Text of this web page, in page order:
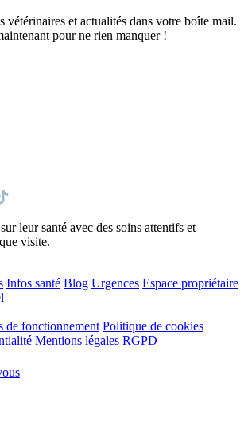
vétérinaires et actualités dans votre boîte mail.
pour ne rien manquer !
leur santé avec des soins attentifs et
visite.
Infos santé Blog Urgences Espace propriétaire
de fonctionnement Politique de cookies
Mentions légales RGPD